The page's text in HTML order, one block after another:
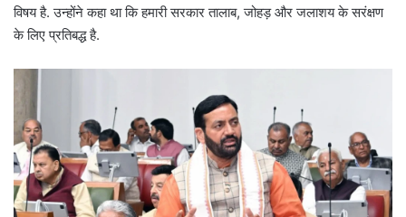
विषय है. उन्होंने कहा था कि हमारी सरकार तालाब, जोहड़ और जलाशय के सरंक्षण
के लिए प्रतिबद्ध है.